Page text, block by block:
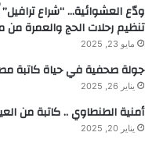
ودّع العشوائية… “شراع
تنظيم رحلات الحج والعمرة من
مايو 23, 2025
جولة صحفية في حياة كاتبة
يناير 26, 2025
أمنية الطنطاوي .. كاتبة من
يناير 20, 2025